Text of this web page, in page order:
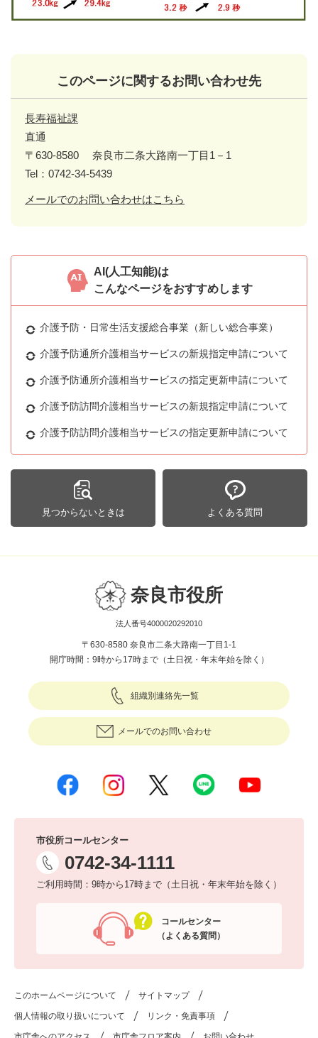
このページに関するお問い合わせ先
長寿福祉課
直通
〒630-8580
奈良市二条大路南一丁目1－1
Tel：0742-34-5439
メールでのお問い合わせはこちら
AI(人工知能)は
こんなページをおすすめします
介護予防・日常生活支援総合事業（新しい総合事業）
介護予防通所介護相当サービスの新規指定申請について
介護予防通所介護相当サービスの指定更新申請について
介護予防訪問介護相当サービスの新規指定申請について
介護予防訪問介護相当サービスの指定更新申請について
見つからないときは よくある質問
奈良市役所
法人番号4000020292010
〒630-8580 奈良市二条大路南一丁目1-1
開庁時間：9時から17時まで（土日祝・年末年始を除く）
組織別連絡先一覧
メールでのお問い合わせ
市役所コールセンター
0742-34-1111
ご利用時間：9時から17時まで（土日祝・年末年始を除く）
コールセンター
（よくある質問）
このホームページについて サイトマップ
個人情報の取り扱いについて リンク・免責事項